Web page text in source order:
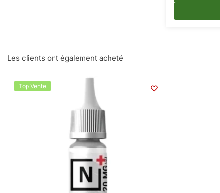
Les clients ont également acheté
Top Vente